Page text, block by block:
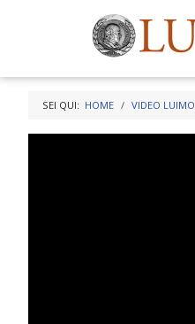
SEI QUI: HOME VIDEO LUIMO